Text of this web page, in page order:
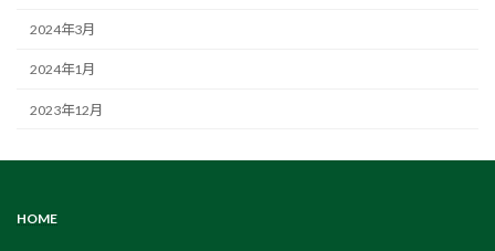
2024年3月
2024年1月
2023年12月
HOME